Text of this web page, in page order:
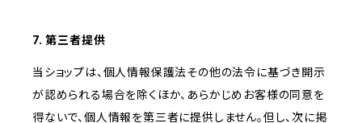
7. 第三者提供
当ショップは、個人情報保護法その他の法令に基づき開示
が認められる場合を除くほか、あらかじめお客様の同意を
得ないで、個人情報を第三者に提供しません。但し、次に掲